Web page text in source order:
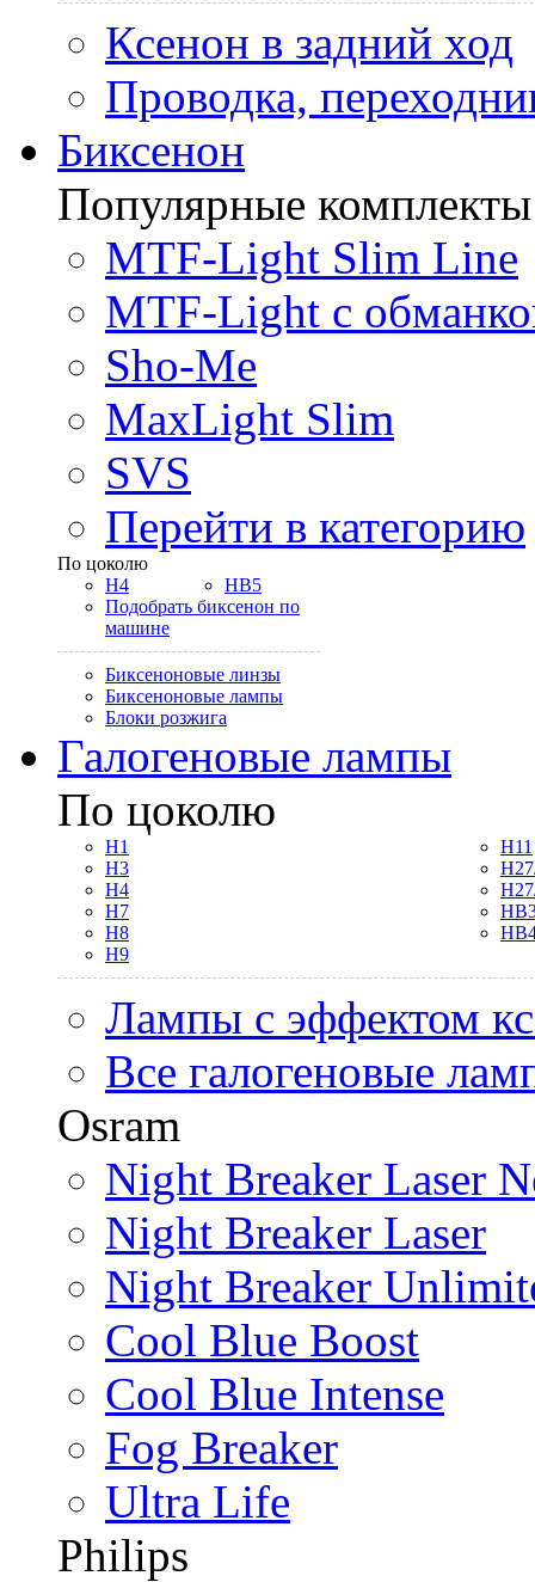
Ксенон в задний ход
Проводка,
Биксенон
Популярные комплекты
MTF-Light Slim Line
MTF-Light с
Sho-Me
MaxLight Slim
SVS
Перейти в категорию
По цоколю
H4
HB5
Подобрать биксенон по
машине
Биксеноновые линзы
Биксеноновые лампы
Блоки розжига
Галогеновые лампы
По цоколю
H1
H3
H4
H7
H8
H9
H11
Лампы с эффектом
Все галогеновые
Osram
Night Breaker Laser
Night Breaker Laser
Night Breaker
Cool Blue Boost
Cool Blue Intense
Fog Breaker
Ultra Life
Philips